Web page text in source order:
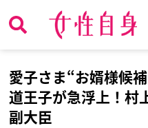
愛子さま“お婿様候
道王子が急浮上！村
副大臣